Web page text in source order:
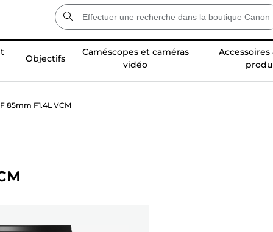
Objectifs
Caméscopes et caméras
vidéo
Accessoires
85mm F1.4L VCM